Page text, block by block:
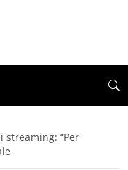
streaming: “Per